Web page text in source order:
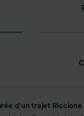
d’un trajet Riccione